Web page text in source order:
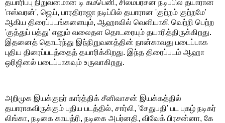
தயாரிப்பு நிறுவனமான டி கம்பெனி, சிலம்பரசன் நடிப்பில் தயாரான
'ஈஸ்வரன்', ஜெய், பாரதிராஜா நடிப்பில் தயாரான 'குற்றம் குற்றமே'
ஆகிய திரைப்படங்களையும், ஆஹாவில் வெளியாகி வெற்றி பெற்ற
'குத்துப் பத்து' எனும் வலைதள தொடரையும் தயாரித்திருக்கிறது.
இதனைத் தொடர்ந்து இந்நிறுவனத்தின் நான்காவது படைப்பாக
புதிய திரைப்படத்தைத் தயாரிக்கிறது. இந்த திரைப்படம் ஆஹா
ஒரிஜினல் படைப்பாகவும் உருவாகிறது.
அறிமுக இயக்குநர் கார்த்திக் சீனிவாசன் இயக்கத்தில்
தயாராகவிருக்கும் புதிய படத்தில், சார்லி, 'சேதுபதி' பட புகழ் நடிகர்
லிங்கா, நடிகை காயத்ரி, நடிகை அபர்னதி, விவேக் பிரசன்னா, கே